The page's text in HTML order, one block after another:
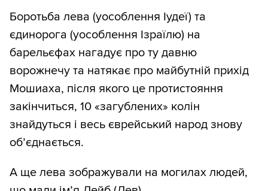
Боротьба лева (уособлення Іудеї) та
єдинорога (уособлення Ізраїлю) на
барельєфах нагадує про ту давню
ворожнечу та натякає про майбутній прихід
Мошиаха, після якого це протистояння
закінчиться, 10 «загублених» колін
знайдуться і весь єврейський народ знову
об’єднається.
А ще лева зображували на могилах людей,